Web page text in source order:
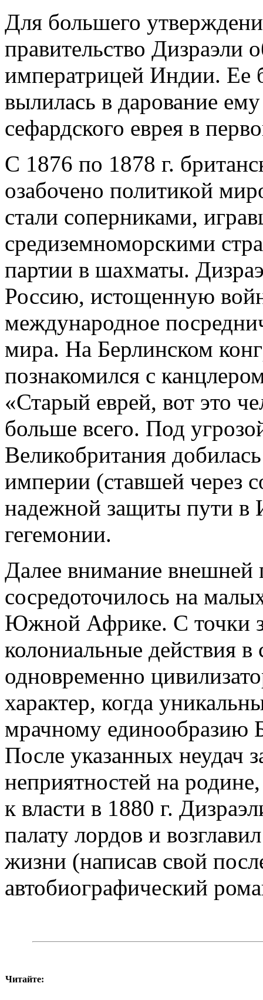
Для большего
правительство Дизраэли
императрицей Индии. Ее
вылилась в дарование
сефардского еврея в
С 1876 по 1878 г.
озабочено политикой
стали соперниками,
средиземноморскими
партии в шахматы.
Россию, истощенную
международное
мира. На Берлинском
познакомился с
«Старый еврей, вот это
больше всего. Под
Великобритания
империи (ставшей через
надежной защиты пути в
гегемонии.
Далее внимание внешней
сосредоточилось на
Южной Африке. С точки
колониальные действия
одновременно
характер, когда
мрачному единообразию
После указанных неудач
неприятностей на
к власти в 1880 г.
палату лордов и
жизни (написав свой
автобиографический
Читайте: